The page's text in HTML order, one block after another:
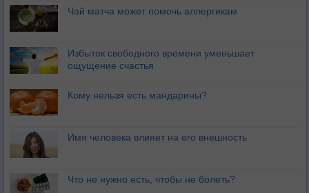
Чай матча может помочь аллергикам
Избыток свободного времени уменьшает
ощущение счастья
Кому нельзя есть мандарины?
Имя человека влияет на его внешность
Что не нужно есть, чтобы не болеть?